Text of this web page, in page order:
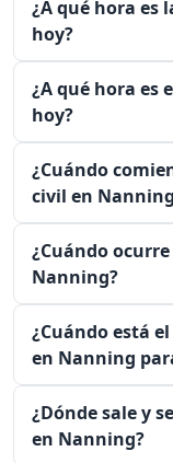
¿A qué hora es
hoy?
¿A qué hora es
hoy?
¿Cuándo
civil en
¿Cuándo
Nanning?
¿Cuándo está
en Nanning
¿Dónde sale y
en Nanning?